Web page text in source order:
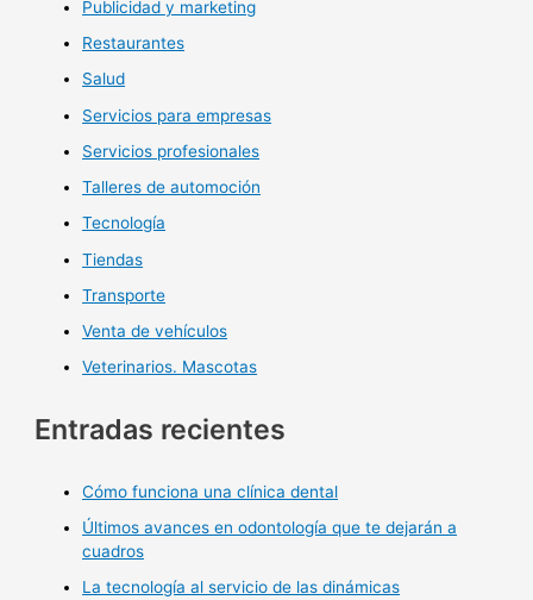
Publicidad y marketing
Restaurantes
Salud
Servicios para empresas
Servicios profesionales
Talleres de automoción
Tecnología
Tiendas
Transporte
Venta de vehículos
Veterinarios. Mascotas
Entradas recientes
Cómo funciona una clínica dental
Últimos avances en odontología que te dejarán a
cuadros
La tecnología al servicio de las dinámicas